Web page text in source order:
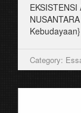
EKSISTENSI
Category: